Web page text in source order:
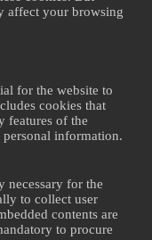
affect your browsing
for the website to
cookies that
features of the
personal information.
necessary for the
to collect user
contents are
to procure